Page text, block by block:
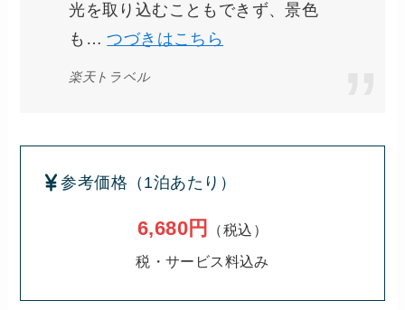
光を取り込むこともできず、景色
も…つづきはこちら
楽天トラベル
参考価格（1泊あたり）
6,680円
（税込）
税・サービス料込み